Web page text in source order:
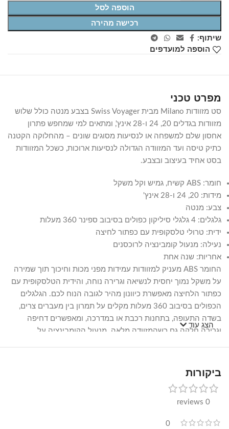
הוספה לסל
רכישה מהירה
שיתוף:
הוספה למועדפים
מפרט טכני
סט מזוודות Milano מבית Swiss Voyager בצבע מנטה כולל שלוש
מזוודות בגדלים 20, 24 ו-28 אינץ', ומתאים למי שמחפש פתרון
אחסון שלם למשפחה או לנסיעות מסוגים שונים – מהחלוקה הקטנה
כתיק טיסה ועד המזוודה הגדולה לנסיעות ארוכות, כשכל המזוודות
בסט אחיד בעיצוב ובצבע.
חומר: ABS קשיח, גמיש וקל משקל
מידות: 20, 24 ו-28 אינץ'
צבע: מנטה
גלגלים: 4 גלגלי סיליקון כפולים בסיבוב ספינר 360 מעלות
ידית: טרולי טלסקופית עם כפתור לחיצה
נעילה: מנעול קומבינציה לרוכסנים
אחריות: שנה אחת
החומר ABS מעניק למזוודות עמידות מפני מכות וחיכוך תוך שמירה
על משקל נמוך יחסית לנשיאה וגרירה נוחה, והידית הטלסקופית עם
כפתור הלחיצה מאפשרת כיוונון מהיר לגובה הנוח לכם. הגלגלים
הכפולים בסיבוב 360 מעלות מקלים על תמרון בין מעברים צרים,
בשדה התעופה, בתחנות רכבת או במדרכה, ומאפשרים דחיפה
וגרירה חלקה גם כשהמזוודה מלאה. מנעול הקומבינציה על
כל מזוודה לסוג הנסיעה – הגודל הקטן ליציאות קצרות או כתוספת
ליד המזוודה, והגדלים הבינוני והגדול לחופשות ארוכות יותר או
לנסיעות משפחתיות, כשכל הפריטים בסט שומרים על מראה אחיד
הצג עוד
ביקורות
0 reviews
0